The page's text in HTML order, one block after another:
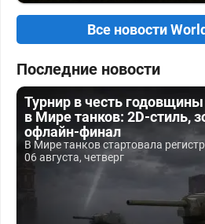
Все новости
Последние новости
Турнир в честь
в Мире танков: 2D-стиль,
офлайн-финал
В Мире танков стартовала
06 августа, четверг